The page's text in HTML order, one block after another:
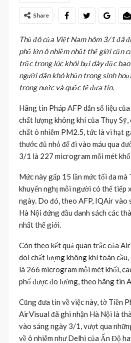
Share
Thủ đô của Việt Nam hôm 3/1 đã
phố lớn ô nhiễm nhất thế giới căn
trắc trong lúc khói bụi dày đặc
người dân khó khăn trong sinh
trong nước và quốc tế đưa tin.
Hãng tin Pháp AFP dẫn số liệu
chất lượng không khí của Thụy
chất ô nhiễm PM2.5, tức là vi hạt
thước đủ nhỏ để đi vào máu qua
3/1 là 227 microgram mỗi mét
Mức này gấp 15 lần mức tối đa mà
khuyến nghị mỗi người có thể tiếp
ngày. Do đó, theo AFP, IQAir vào
Hà Nội đứng đầu danh sách các
nhất thế giới.
Còn theo kết quả quan trắc của
dõi chất lượng không khí toàn
là 266 microgram mỗi mét khối,
phố được đo lường, theo hãng tin
Cũng đưa tin về việc này, tờ Tiền
AirVisual đã ghi nhận Hà Nội là
vào sáng ngày 3/1, vượt qua
về ô nhiễm như Delhi của Ấn Độ